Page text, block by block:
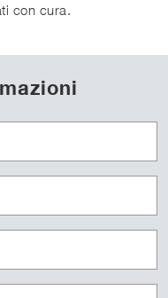
con cura.